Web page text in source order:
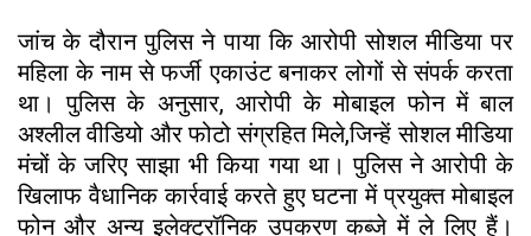
जांच के दौरान पुलिस ने पाया कि आरोपी सोशल मीडिया पर
महिला के नाम से फर्जी एकाउंट बनाकर लोगों से संपर्क करता
था। पुलिस के अनुसार, आरोपी के मोबाइल फोन में बाल
अश्लील वीडियो और फोटो संग्रहित मिले,जिन्हें सोशल मीडिया
मंचों के जरिए साझा भी किया गया था। पुलिस ने आरोपी के
खिलाफ वैधानिक कार्रवाई करते हुए घटना में प्रयुक्त मोबाइल
फोन और अन्य इलेक्ट्रॉनिक उपकरण कब्जे में ले लिए हैं।